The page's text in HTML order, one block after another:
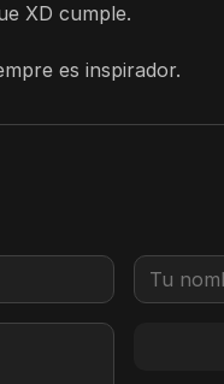
XD cumple.
es inspirador.